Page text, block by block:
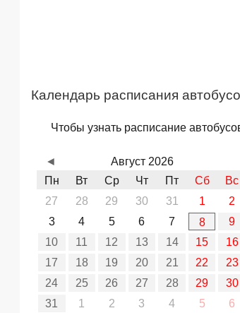
Календарь расписания
Чтобы узнать расписание
Август 2026
Пн
Вт Ср Чт Пт Сб
Вс
27
28 29 30 31 1
2
3
4 5 6 7 8
9
10
11 12 13 14 15
16
17
18 19 20 21 22
23
24
25 26 27 28 29
30
31
1 2 3 4 5 6
◄